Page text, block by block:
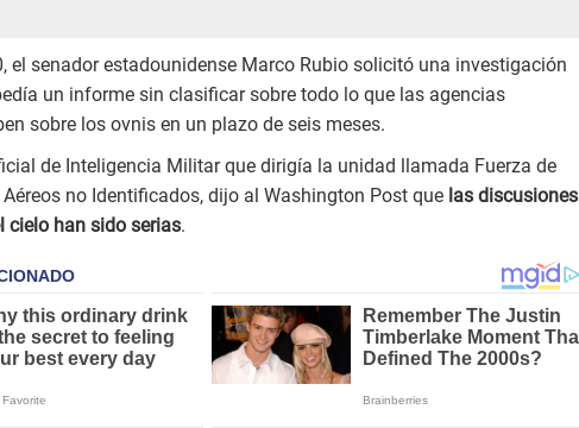
el senador estadounidense Marco Rubio solicitó una investigación
un informe sin clasificar sobre todo lo que las agencias
sobre los ovnis en un plazo de seis meses.
de Inteligencia Militar que dirigía la unidad llamada Fuerza de
no Identificados, dijo al Washington Post que las discusiones
cielo han sido serias.